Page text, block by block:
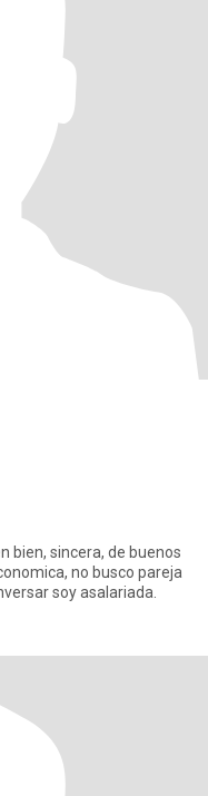
bien, sincera, de buenos
no busco pareja
soy asalariada.